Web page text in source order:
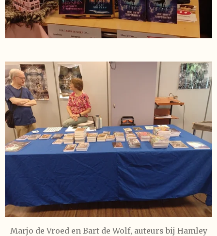
Marjo de Vroed en Bart de Wolf, auteurs bij Hamley